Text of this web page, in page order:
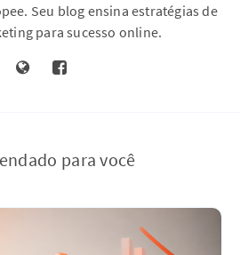
Seu blog ensina estratégias de
para sucesso online.
para você